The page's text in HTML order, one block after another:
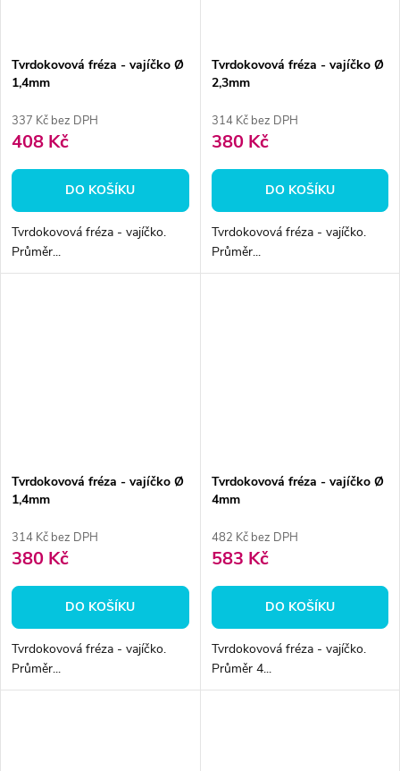
Tvrdokovová fréza - vajíčko Ø
1,4mm
337 Kč bez DPH
408 Kč
DO KOŠÍKU
Tvrdokovová fréza - vajíčko.
Průměr...
Tvrdokovová fréza - vajíčko Ø
2,3mm
314 Kč bez DPH
380 Kč
DO KOŠÍKU
Tvrdokovová fréza - vajíčko.
Průměr...
Tvrdokovová fréza - vajíčko Ø
1,4mm
314 Kč bez DPH
380 Kč
DO KOŠÍKU
Tvrdokovová fréza - vajíčko.
Průměr...
Tvrdokovová fréza - vajíčko Ø
4mm
482 Kč bez DPH
583 Kč
DO KOŠÍKU
Tvrdokovová fréza - vajíčko.
Průměr 4...